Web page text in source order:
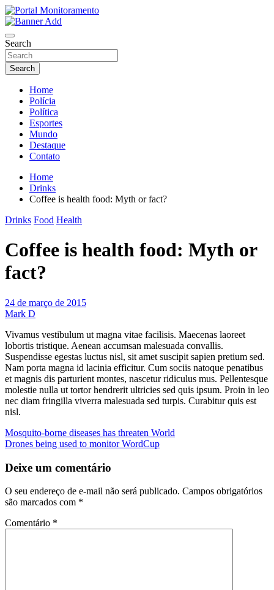
Skip
to
content
Portal Monitoramento
Search
Search
Home
Polícia
Política
Esportes
Mundo
Destaque
Contato
Home
Drinks
Coffee is health food: Myth or fact?
Drinks Food Health
Coffee is health food: Myth or
fact?
24 de março de 2015
Mark D
Vivamus vestibulum ut magna vitae facilisis. Maecenas laoreet
lobortis tristique. Aenean accumsan malesuada convallis.
Suspendisse egestas luctus nisl, sit amet suscipit sapien pretium sed.
Nam porta magna id lacinia efficitur. Cum sociis natoque penatibus
et magnis dis parturient montes, nascetur ridiculus mus. Pellentesque
molestie nulla ut tortor hendrerit ultricies sed quis ipsum. Proin in leo
nec diam fringilla viverra malesuada sed turpis. Curabitur quis est
nisl.
Navegação
de
Post
Mosquito-borne diseases has threaten World
Drones being used to monitor WordCup
Deixe um comentário
O seu endereço de e-mail não será publicado. Campos obrigatórios
são marcados com *
Comentário *